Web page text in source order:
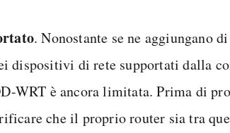
. Nonostante se ne aggiungano
dispositivi di rete supportati dalla
WRT è ancora limitata. Prima di
che il proprio router sia tra